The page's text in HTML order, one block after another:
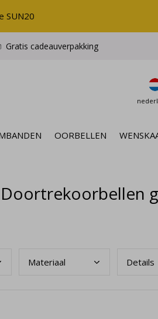
OORBELLEN
Gratis cadeauverpakking
SUN20
Materiaal Details